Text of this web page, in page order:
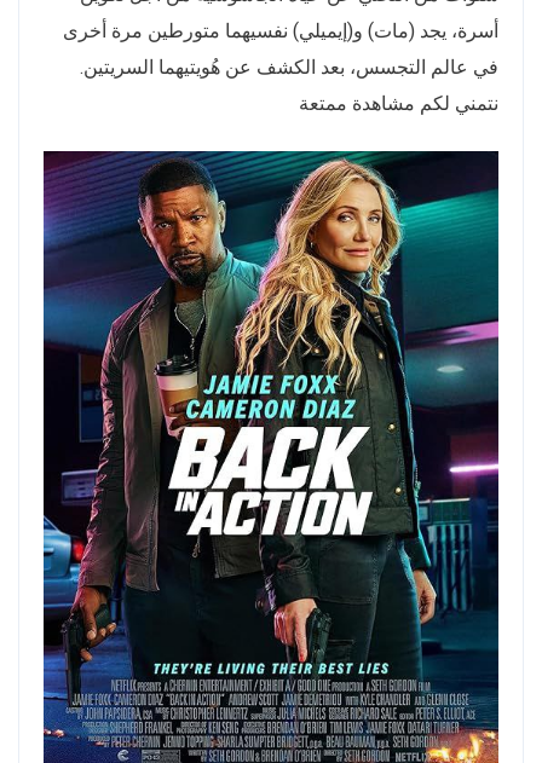
أسرة، يجد (مات) و(إيميلي) نفسيهما متورطين مرة أخرى
في عالم التجسس، بعد الكشف عن هُويتيهما السريتين.
نتمني لكم مشاهدة ممتعة